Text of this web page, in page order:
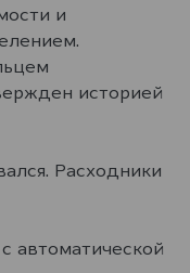
и
историей
Расходники
автоматической